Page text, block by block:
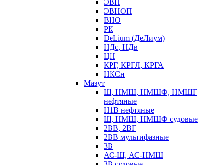
ЭВН
ЭВНОП
ВНО
РК
DeLium (ДеЛиум)
НДс, НДв
ЦН
КРГ, КРГЛ, КРГА
НКСн
Мазут
Ш, НМШ, НМШФ, НМШГ
нефтяные
Н1В нефтяные
Ш, НМШ, НМШФ судовые
2ВВ, 2ВГ
2ВВ мультифазные
3В
АС-Ш, АС-НМШ